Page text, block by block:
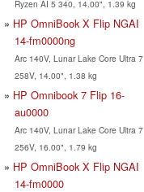
Ryzen AI 5 340, 14.00", 1.39 kg
HP OmniBook X Flip NGAI
14-fm0000ng
Arc 140V, Lunar Lake Core Ultra 7
258V, 14.00", 1.38 kg
HP Omnibook 7 Flip 16-
au0000
Arc 140V, Lunar Lake Core Ultra 7
256V, 16.00", 1.79 kg
HP OmniBook X Flip NGAI
14-fm0000